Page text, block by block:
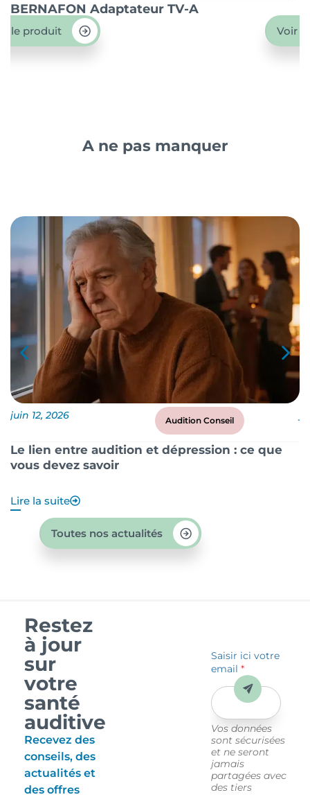
BERNAFON Adaptateur TV-A
le produit Voir
A ne pas manquer
juin 12, 2026 Audition Conseil
Le lien entre audition et dépression : ce que
vous devez savoir
Lire la suite
Toutes nos actualités
Restez
à jour
sur
votre
santé
auditive
Recevez des
conseils, des
actualités et
des offres
Saisir ici votre
email*
Vos données
sont sécurisées
et ne seront
jamais
partagées avec
des tiers
Envoyer